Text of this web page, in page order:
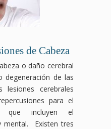
de Cabeza
o daño cerebral
degeneración de las
lesiones cerebrales
para el
incluyen el
mental. Existen tres